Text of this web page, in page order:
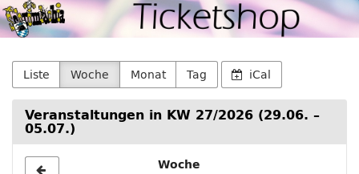
Zum
Haupt-
springen
Schromlachia
e.
V.Liste Woche Monat Tag iCal
Veranstaltungen in KW 27/2026 (29.06. –
05.07.)
Woche